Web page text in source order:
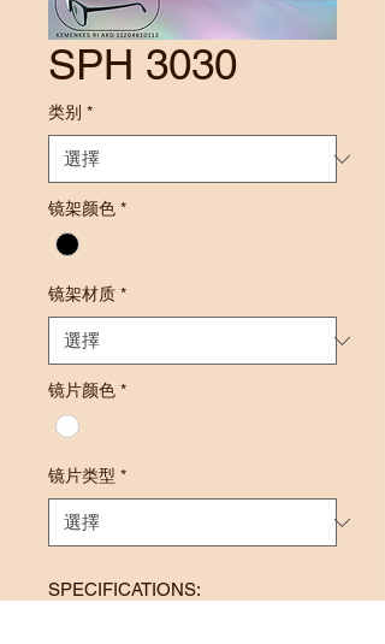
SPH 3030
类别 *
镜架颜色 *
镜架材质 *
镜片颜色 *
镜片类型 *
SPECIFICATIONS: